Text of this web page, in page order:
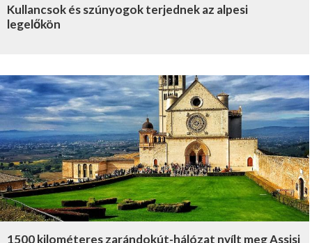
Kullancsok és szúnyogok terjednek az alpesi
legelőkön
1500 kilométeres zarándokút-hálózat nyílt meg Assisi